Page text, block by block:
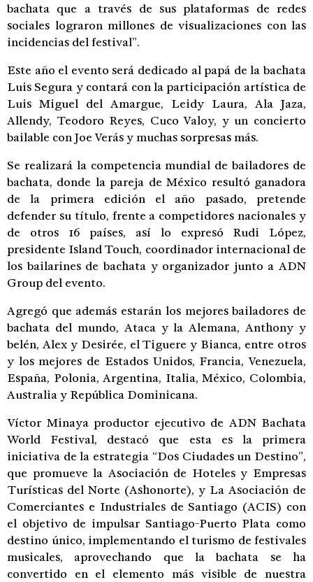
bachata que a través de sus plataformas de redes
sociales lograron millones de visualizaciones con las
incidencias del festival”.
Este año el evento será dedicado al papá de la bachata
Luis Segura y contará con la participación artística de
Luis Miguel del Amargue, Leidy Laura, Ala Jaza,
Allendy, Teodoro Reyes, Cuco Valoy, y un concierto
bailable con Joe Verás y muchas sorpresas más.
Se realizará la competencia mundial de bailadores de
bachata, donde la pareja de México resultó ganadora
de la primera edición el año pasado, pretende
defender su título, frente a competidores nacionales y
de otros 16 países, así lo expresó Rudi López,
presidente Island Touch, coordinador internacional de
los bailarines de bachata y organizador junto a ADN
Group del evento.
Agregó que además estarán los mejores bailadores de
bachata del mundo, Ataca y la Alemana, Anthony y
belén, Alex y Desirée, el Tiguere y Bianca, entre otros
y los mejores de Estados Unidos, Francia, Venezuela,
España, Polonia, Argentina, Italia, México, Colombia,
Australia y República Dominicana.
Víctor Minaya productor ejecutivo de ADN Bachata
World Festival, destacó que esta es la primera
iniciativa de la estrategia “Dos Ciudades un Destino”,
que promueve la Asociación de Hoteles y Empresas
Turísticas del Norte (Ashonorte), y La Asociación de
Comerciantes e Industriales de Santiago (ACIS) con
el objetivo de impulsar Santiago-Puerto Plata como
destino único, implementando el turismo de festivales
musicales, aprovechando que la bachata se ha
convertido en el elemento más visible de nuestra